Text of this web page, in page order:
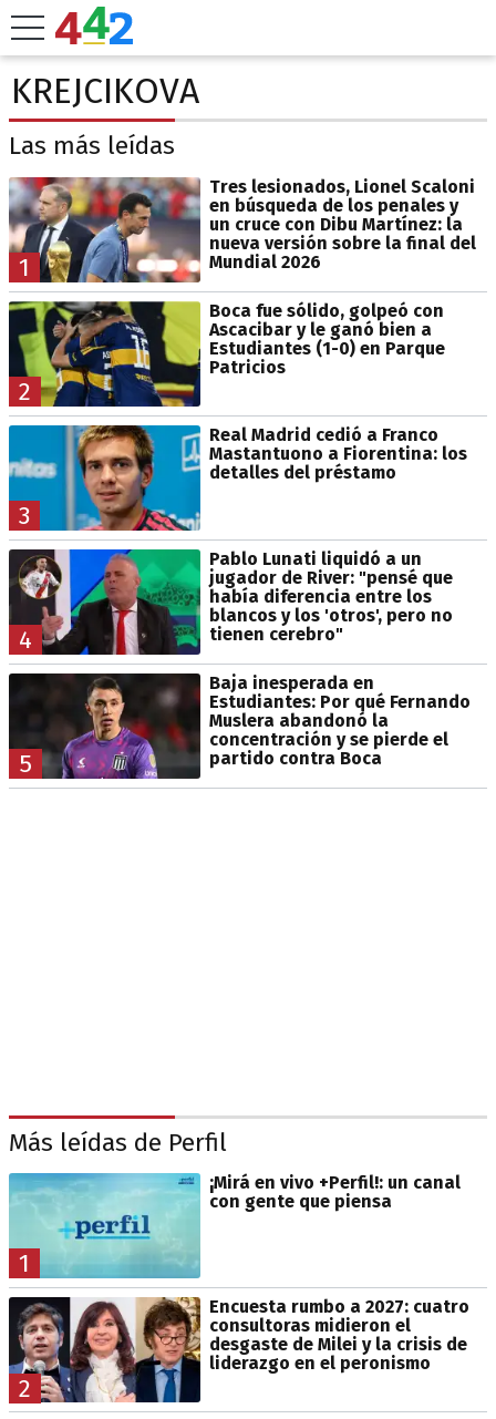
KREJCIKOVA
Las más leídas
1
Tres lesionados, Lionel Scaloni
en búsqueda de los penales y
un cruce con Dibu Martínez: la
nueva versión sobre la final del
Mundial 2026
2
Boca fue sólido, golpeó con
Ascacibar y le ganó bien a
Estudiantes (1-0) en Parque
Patricios
3
Real Madrid cedió a Franco
Mastantuono a Fiorentina: los
detalles del préstamo
4
Pablo Lunati liquidó a un
jugador de River: "pensé que
había diferencia entre los
blancos y los 'otros', pero no
tienen cerebro"
5
Baja inesperada en
Estudiantes: Por qué Fernando
Muslera abandonó la
concentración y se pierde el
partido contra Boca
Más leídas de Perfil
1
¡Mirá en vivo +Perfil!: un canal
con gente que piensa
2
Encuesta rumbo a 2027: cuatro
consultoras midieron el
desgaste de Milei y la crisis de
liderazgo en el peronismo